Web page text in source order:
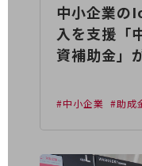
データ利活用
災害対策・BCP
課題・ニーズで探すTOP
コミュニケーション・情
中小企業の
入を支援「
資補助金」
#中小企業 #助成